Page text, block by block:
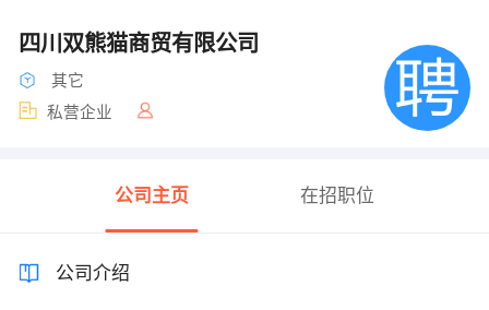
四川双熊猫商贸有限公司
其它
私营企业
公司主页 在招职位
公司介绍